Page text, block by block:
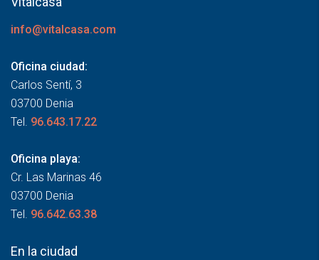
info@vitalcasa.com
Oficina ciudad:
Carlos Sentí, 3
03700 Denia
Tel. 96.643.17.22
Oficina playa:
Cr. Las Marinas 46
03700 Denia
Tel. 96.642.63.38
En la ciudad